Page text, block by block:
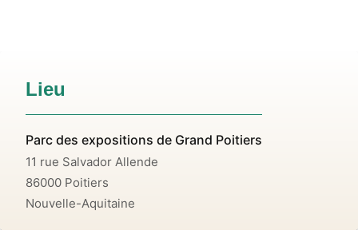
Lieu
Parc des expositions de Grand Poitiers
11 rue Salvador Allende
86000 Poitiers
Nouvelle-Aquitaine